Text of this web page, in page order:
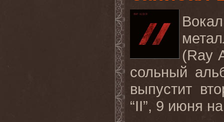
(Ray
сольный
выпустит
“II”, 9 июня